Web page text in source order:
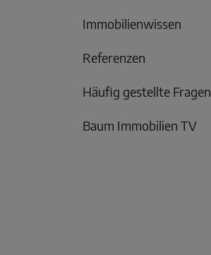
Immobilienwissen
Referenzen
Häufig gestellte Fragen
Baum Immobilien TV